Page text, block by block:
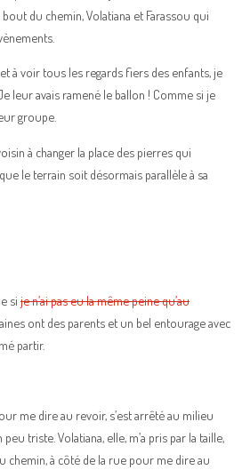
du chemin, Volatiana et Farassou qui
à voir tous les regards fiers des enfants, je
leur avais ramené le ballon ! Comme si je
groupe.
à changer la place des pierres qui
le terrain soit désormais parallèle à sa
si je n’ai pas eu la même peine qu’au
ont des parents et un bel entourage avec
partir.
me dire au revoir, s’est arrêté au milieu
triste. Volatiana, elle, m’a pris par la taille,
chemin, à côté de la rue pour me dire au